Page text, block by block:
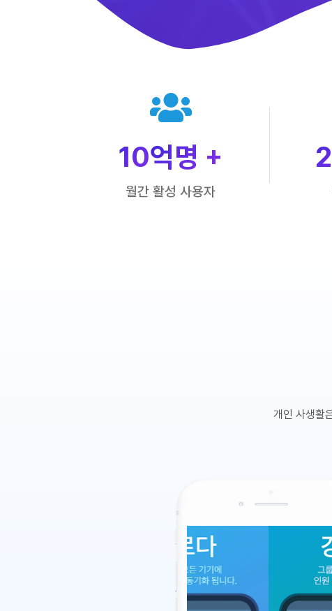
텔레그램 글로벌 이용 통계
10억명 +
월간 활성 사용자
개인 사생활